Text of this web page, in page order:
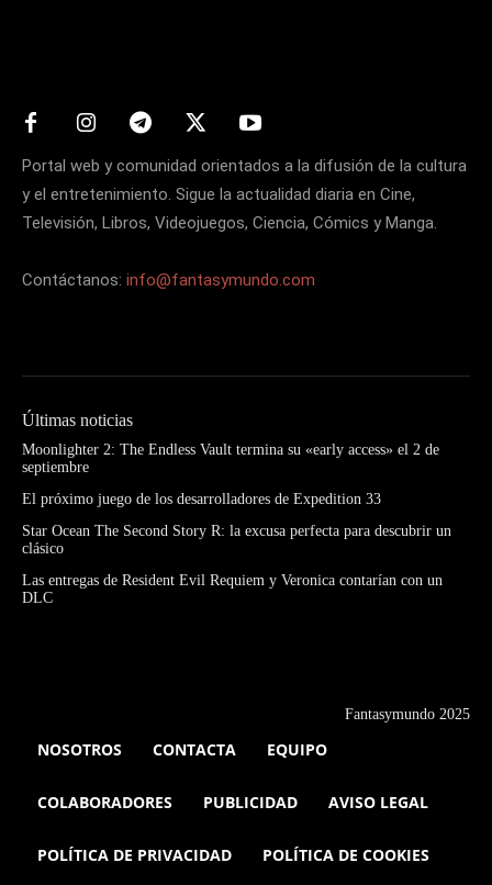
Portal web y comunidad orientados a la difusión de la cultura
y el entretenimiento. Sigue la actualidad diaria en Cine,
Televisión, Libros, Videojuegos, Ciencia, Cómics y Manga.
Contáctanos: info@fantasymundo.com
Últimas noticias
Moonlighter 2: The Endless Vault termina su «early access» el 2 de
septiembre
El próximo juego de los desarrolladores de Expedition 33
Star Ocean The Second Story R: la excusa perfecta para descubrir un
clásico
Las entregas de Resident Evil Requiem y Veronica contarían con un
DLC
Fantasymundo 2025
NOSOTROS CONTACTA EQUIPO
COLABORADORES PUBLICIDAD AVISO LEGAL
POLÍTICA DE PRIVACIDAD POLÍTICA DE COOKIES